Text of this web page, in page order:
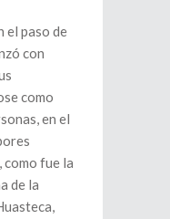
el paso de
con
como
en el
como fue la
de la